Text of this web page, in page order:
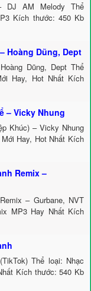
DJ AM Melody Thể
Kích thước: 450 Kb
Hoàng Dũng, Dept
Dũng, Dept Thể
Hay, Hot Nhất Kích
– Vicky Nhung
Khúc) – Vicky Nhung
Hay, Hot Nhất Kích
Remix –
– Gurbane, NVT
MP3 Hay Nhất Kích
Thể loại: Nhạc
Kích thước: 540 Kb